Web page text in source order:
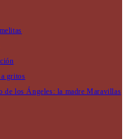
gritos
de los Ángeles: la madre Maravillas